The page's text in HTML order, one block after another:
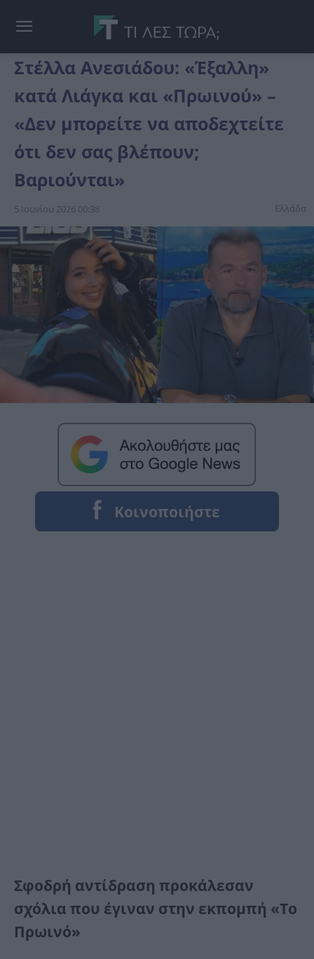
Στέλλα Ανεσιάδου: «Έξαλλη»
κατά Λιάγκα και «Πρωινού» –
«Δεν μπορείτε να αποδεχτείτε
ότι δεν σας βλέπουν;
Βαριούνται»
5 Ιουνίου 2026 00:38 Ελλάδα
Σφοδρή αντίδραση προκάλεσαν
σχόλια που έγιναν στην εκπομπή «Το
Πρωινό»